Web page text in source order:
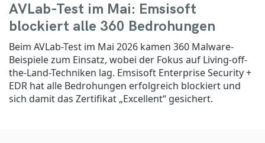
AVLab-Test im Mai: Emsisoft
blockiert alle 360 Bedrohungen
Beim AVLab-Test im Mai 2026 kamen 360 Malware-
Beispiele zum Einsatz, wobei der Fokus auf Living-off-
the-Land-Techniken lag. Emsisoft Enterprise Security +
EDR hat alle Bedrohungen erfolgreich blockiert und
sich damit das Zertifikat „Excellent“ gesichert.